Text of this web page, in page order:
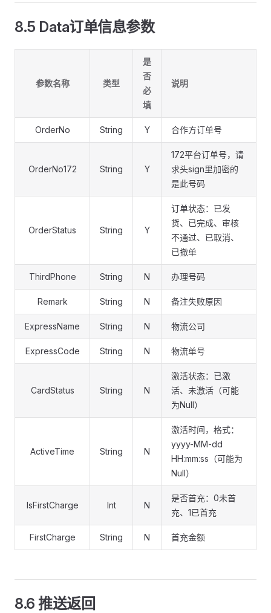
8.5 Data订单信息参数
参数名称 类型
是
否
必
填
说明
OrderNo String Y 合作方订单号
OrderNo172 String Y
172平台订单号，请
求头sign里加密的
是此号码
OrderStatus String Y
订单状态：已发
货、已完成、审核
不通过、已取消、
已撤单
ThirdPhone String N 办理号码
Remark String N 备注失败原因
ExpressName String N 物流公司
ExpressCode String N 物流单号
CardStatus String N
激活状态：已激
活、未激活（可能
为Null）
ActiveTime String N
激活时间，格式：
yyyy-MM-dd
HH:mm:ss（可能为
Null）
IsFirstCharge Int N
是否首充：0未首
充、1已首充
FirstCharge String N 首充金额
8.6 推送返回